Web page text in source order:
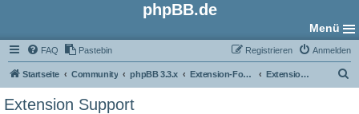
phpBB.de
Menü
FAQ Pastebin Anmelden
Registrieren
Startseite Community phpBB 3.3.x Extension-Foren Extension Support
Extension Support